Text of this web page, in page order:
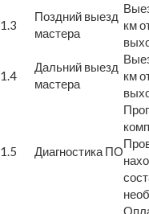
1.3
Поздний выезд
мастера
км
1.4
Дальний выезд
мастера
км
1.5 Диагностика ПО